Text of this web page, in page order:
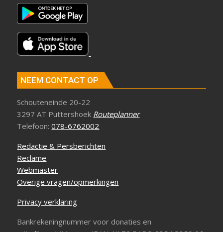
NEEM CONTACT OP
Schouteneinde 20-22
3297 AT Puttershoek Routeplanner
Telefoon:078-6762002
Redactie & Persberichten
Reclame
Webmaster
Overige vragen/opmerkingen
Privacy verklaring
Bankrekeningnummer voor donaties en